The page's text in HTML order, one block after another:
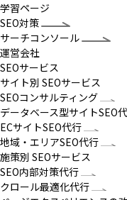
学習ページ
SEO対策
サーチコンソール
運営会社
SEOサービス
サイト別 SEOサービス
SEOコンサルティング
データベース型サイトSEO
ECサイトSEO代行
地域・エリアSEO代行
施策別 SEOサービス
SEO内部対策代行
クロール最適化代行